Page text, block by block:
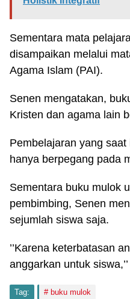
Sementara mata
disampaikan melalui
Agama Islam (PAI).
Senen mengatakan,
Kristen dan agama lain
Pembelajaran yang
hanya berpegang pada
Sementara buku mulok
pembimbing, Senen
sejumlah siswa saja.
’’Karena keterbatasan
anggarkan untuk
Tag: buku mulok